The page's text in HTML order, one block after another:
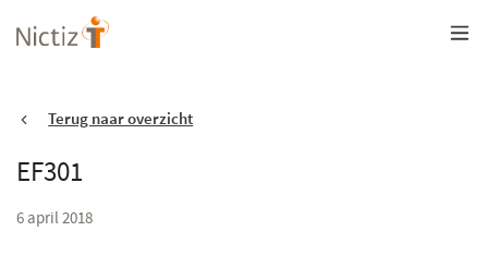
Overslaan
en
gaanTerug naar overzicht
EF301
6 april 2018